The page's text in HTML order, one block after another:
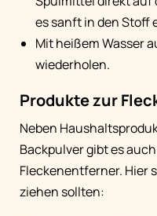
es sanft in den Stoff
Mit heißem Wasser
wiederholen.
Produkte zur
Neben
Backpulver gibt es
Fleckenentferner. Hier
ziehen sollten: